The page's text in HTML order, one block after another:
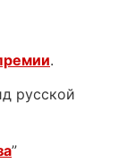
.
русской
”